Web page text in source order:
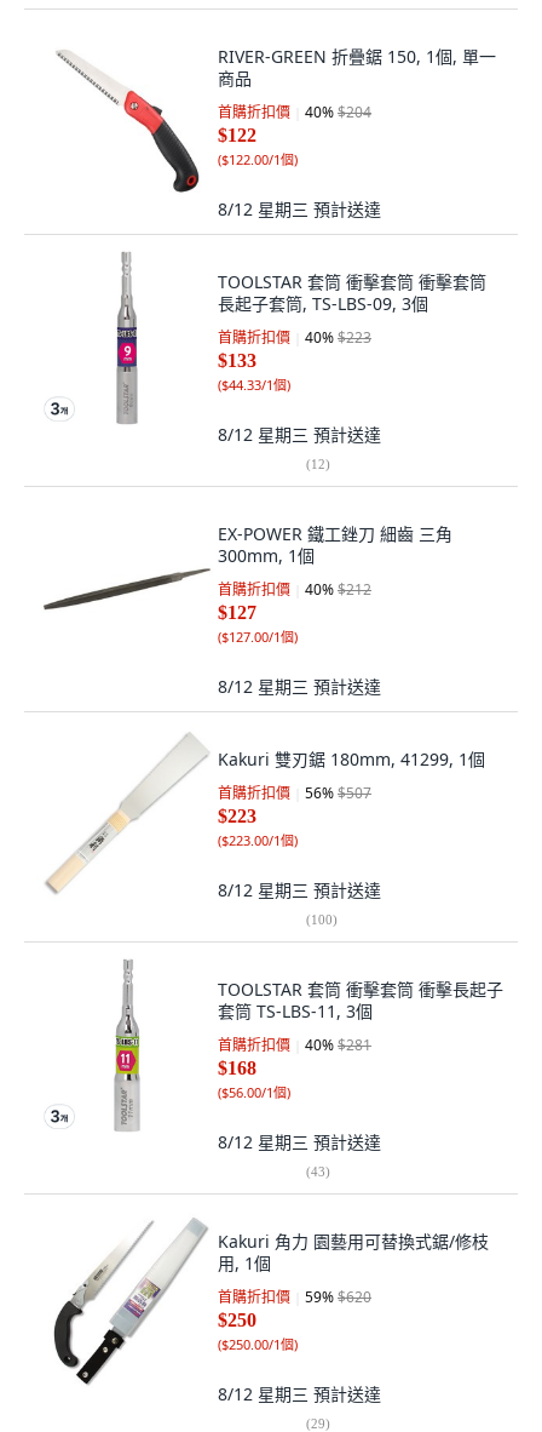
RIVER-GREEN 折疊鋸 150, 1個, 單一
商品
首購折扣價 40%$204
$122
($122.00/1個)
8/12 星期三 預計送達
TOOLSTAR 套筒 衝擊套筒 衝擊套筒
長起子套筒, TS-LBS-09, 3個
首購折扣價 40%$223
$133
($44.33/1個)
8/12 星期三 預計送達
(12)
EX-POWER 鐵工銼刀 細齒 三角
300mm, 1個
首購折扣價 40%$212
$127
($127.00/1個)
8/12 星期三 預計送達
Kakuri 雙刃鋸 180mm, 41299, 1個
首購折扣價 56%$507
$223
($223.00/1個)
8/12 星期三 預計送達
(100)
TOOLSTAR 套筒 衝擊套筒 衝擊長起子
套筒 TS-LBS-11, 3個
首購折扣價 40%$281
$168
($56.00/1個)
8/12 星期三 預計送達
(43)
Kakuri 角力 園藝用可替換式鋸/修枝
用, 1個
首購折扣價 59%$620
$250
($250.00/1個)
8/12 星期三 預計送達
(29)